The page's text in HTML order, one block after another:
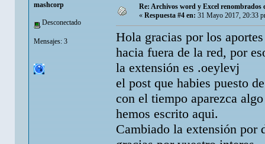
mashcorp
Desconectado
Mensajes: 3
Re: Archivos word y Excel renombrados
«Respuesta #4 en:31 Mayo 2017, 20:33
Hola gracias por los
hacia fuera de la red, por
la extensión es .oeylevj
el post que habies puesto
con el tiempo aparezca
hemos escrito aqui.
Cambiado la extensión por